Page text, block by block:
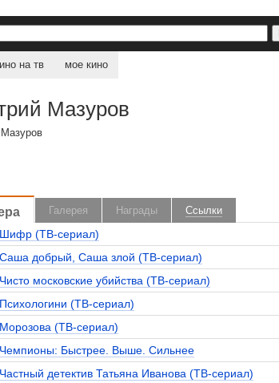
на тв мое кино
Мазуров
Галерея Награды Ссылки
Шифр (ТВ-сериал)
Саша добрый, Саша злой (ТВ-сериал)
Чисто московские убийства (ТВ-сериал)
Психологини (ТВ-сериал)
Морозова (ТВ-сериал)
Чемпионы: Быстрее. Выше. Сильнее
Частный детектив Татьяна Иванова (ТВ-сериал)